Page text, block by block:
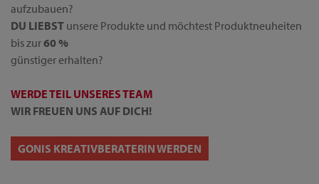
aufzubauen?
DU LIEBST unsere Produkte und möchtest Produktneuheiten
bis zur60 %
günstiger erhalten?
WERDE TEIL UNSERES TEAM
WIR FREUEN UNS AUF DICH!
GONIS KREATIVBERATERIN WERDEN